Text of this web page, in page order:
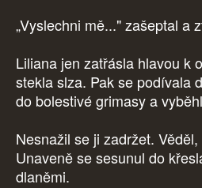
„Vyslechni mě..." zašeptal a
Liliana jen zatřásla hlavou k
stekla slza. Pak se podívala
do bolestivé grimasy a
Nesnažil se ji zadržet.
Unaveně se sesunul do
dlaněmi.